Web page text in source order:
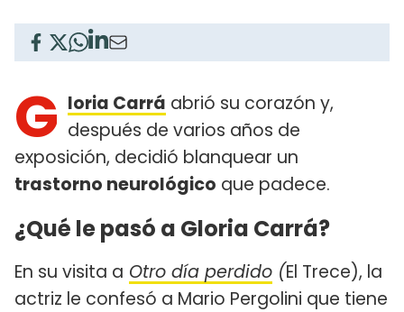
G loria Carrá abrió su corazón y,
después de varios años de
exposición, decidió blanquear un
trastorno neurológico que padece.
¿Qué le pasó a Gloria Carrá?
En su visita a Otro día perdido (El Trece), la
actriz le confesó a Mario Pergolini que tiene